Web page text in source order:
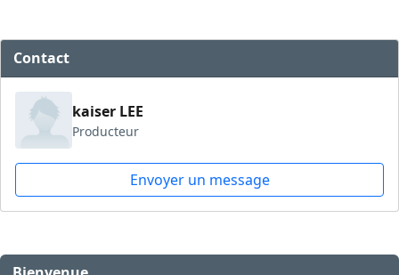
Contact
kaiser LEE
Producteur
Envoyer un message